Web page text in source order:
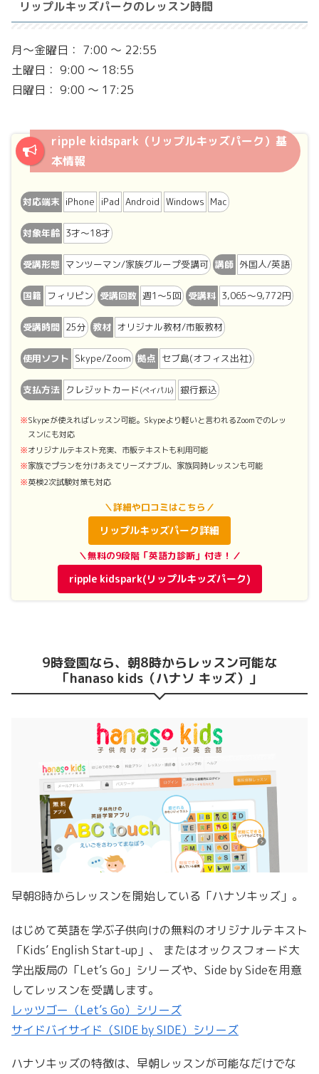
リップルキッズパークのレッスン時間
月～金曜日： 7:00 ～ 22:55
土曜日： 9:00 ～ 18:55
日曜日： 9:00 ～ 17:25
ripple kidspark（リップルキッズパーク）基
本情報
対応端末 iPhone iPad Android Windows Mac
対象年齢 3才～18才
受講形態 マンツーマン/家族グループ受講可 講師 外国人/英語
国籍 フィリピン 受講回数 週1〜5回 受講料 3,065〜9,772円
受講時間 25分 教材 オリジナル教材/市販教材
使用ソフト Skype/Zoom 拠点 セブ島(オフィス出社)
支払方法 クレジットカード (ペイパル) 銀行振込
Skypeが使えればレッスン可能。Skypeより軽いと言われるZoomでのレッ
スンにも対応
オリジナルテキスト充実、市販テキストも利用可能
家族でプランを分けあえてリーズナブル、家族同時レッスンも可能
英検2次試験対策も対応
＼詳細や口コミはこちら／
リップルキッズパーク詳細
＼無料の9段階「英語力診断」付き！／
ripple kidspark(リップルキッズパーク)
9時登園なら、朝8時からレッスン可能な
「hanaso kids（ハナソ キッズ）」
早朝8時からレッスンを開始している「ハナソキッズ」。
はじめて英語を学ぶ子供向けの無料のオリジナルテキスト
「Kids’ English Start-up」、 またはオックスフォード大
学出版局の「Let’s Go」シリーズや、Side by Sideを用意
してレッスンを受講します。
レッツゴー（Let’s Go）シリーズ
サイドバイサイド（SIDE by SIDE）シリーズ
ハナソキッズの特徴は、早朝レッスンが可能なだけでな